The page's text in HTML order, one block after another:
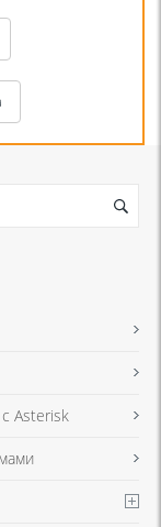
данных для связи
персональных
Asterisk